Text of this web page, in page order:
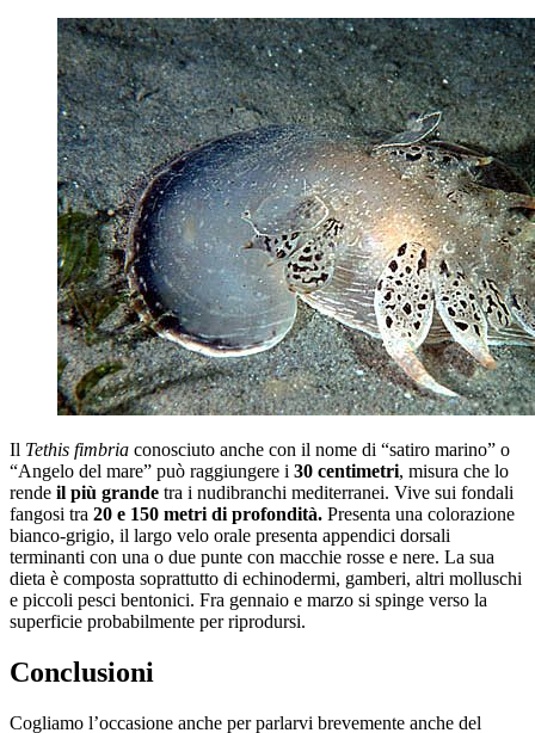
Il Tethis fimbria conosciuto anche con il nome di “satiro marino” o
“Angelo del mare” può raggiungere i 30 centimetri, misura che lo
rende il più grande tra i nudibranchi mediterranei. Vive sui fondali
fangosi tra 20 e 150 metri di profondità. Presenta una colorazione
bianco-grigio, il largo velo orale presenta appendici dorsali
terminanti con una o due punte con macchie rosse e nere. La sua
dieta è composta soprattutto di echinodermi, gamberi, altri molluschi
e piccoli pesci bentonici. Fra gennaio e marzo si spinge verso la
superficie probabilmente per riprodursi.
Conclusioni
Cogliamo l’occasione anche per parlarvi brevemente anche del